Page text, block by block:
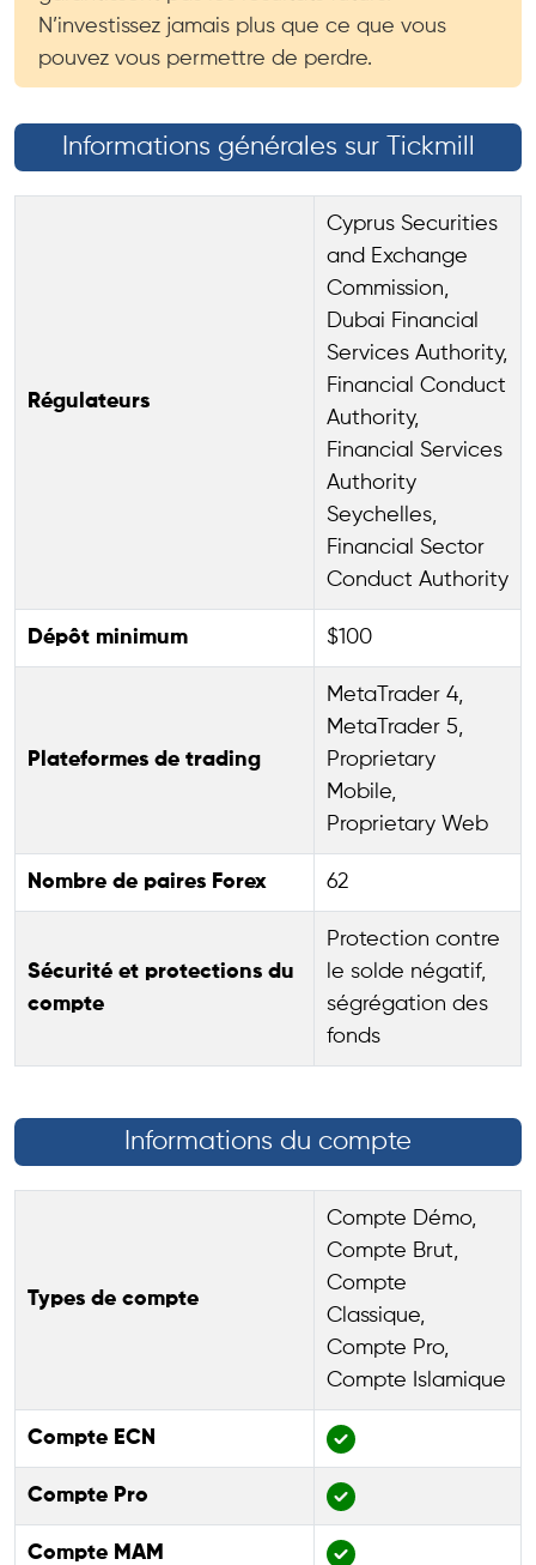
N’investissez jamais plus que ce que vous
pouvez vous permettre de perdre.
Informations générales sur Tickmill
Régulateurs
Cyprus Securities
and Exchange
Commission,
Dubai Financial
Services Authority,
Financial Conduct
Authority,
Financial Services
Authority
Seychelles,
Financial Sector
Conduct Authority
Dépôt minimum $100
Plateformes de trading
MetaTrader 4,
MetaTrader 5,
Proprietary
Mobile,
Proprietary Web
Nombre de paires Forex 62
Sécurité et protections du
compte
Protection contre
le solde négatif,
ségrégation des
fonds
Informations du compte
Types de compte
Compte Démo,
Compte Brut,
Compte
Classique,
Compte Pro,
Compte Islamique
Compte ECN
Compte Pro
Compte MAM